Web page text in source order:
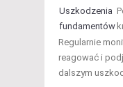
Uszkodzenia
fundamentów
Regularnie
reagować i
dalszym